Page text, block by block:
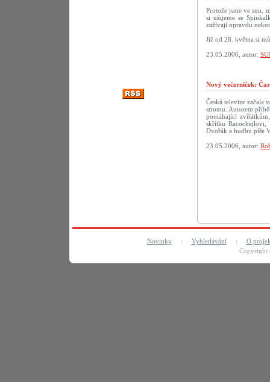
Protože jsme ve snu,
si užijeme se
zažívají opravdu
Již od 28. května si
23.05.2006, autor:
Nový večerníček:
Česká televize začala
stromu. Autorem
pomáhající
skřítku
Dvořák a hudbu píše
23.05.2006, autor:
Novinky: Vyhledávání: O
Copyright